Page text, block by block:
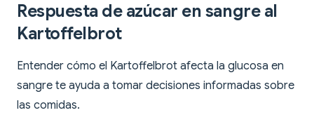
Respuesta de azúcar en sangre al
Kartoffelbrot
Entender cómo el Kartoffelbrot afecta la glucosa en
sangre te ayuda a tomar decisiones informadas sobre
las comidas.